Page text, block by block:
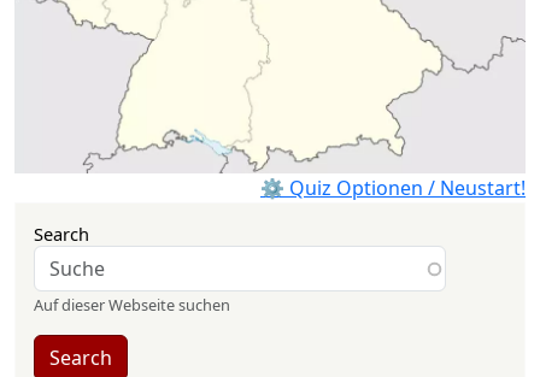
⚙ Quiz Optionen / Neustart!
Search
Auf dieser Webseite suchen
Search